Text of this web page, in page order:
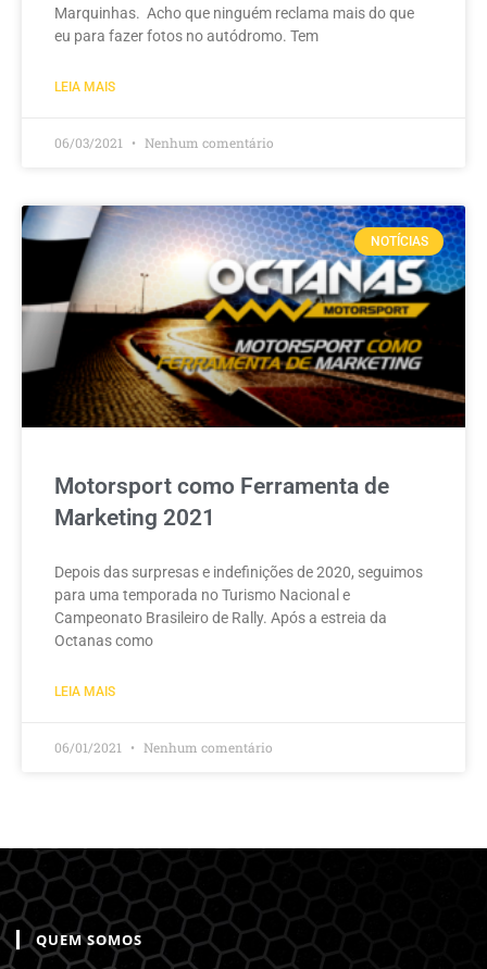
Marquinhas. Acho que ninguém reclama mais do que
eu para fazer fotos no autódromo. Tem
LEIA MAIS
06/03/2021 Nenhum comentário
NOTÍCIAS
Motorsport como Ferramenta de
Marketing 2021
Depois das surpresas e indefinições de 2020, seguimos
para uma temporada no Turismo Nacional e
Campeonato Brasileiro de Rally. Após a estreia da
Octanas como
LEIA MAIS
06/01/2021 Nenhum comentário
QUEM SOMOS